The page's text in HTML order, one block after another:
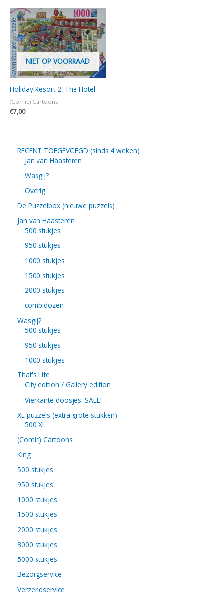
NIET OP VOORRAAD
Holiday Resort 2: The Hotel
(Comic) Cartoons
€7,00
RECENT TOEGEVOEGD (sinds 4 weken)
Jan van Haasteren
Wasgij?
Overig
De Puzzelbox (nieuwe puzzels)
Jan van Haasteren
500 stukjes
950 stukjes
1000 stukjes
1500 stukjes
2000 stukjes
combidozen
Wasgij?
500 stukjes
950 stukjes
1000 stukjes
That's Life
City edition / Gallery edition
Vierkante doosjes: SALE!
XL puzzels (extra grote stukken)
500 XL
(Comic) Cartoons
King
500 stukjes
950 stukjes
1000 stukjes
1500 stukjes
2000 stukjes
3000 stukjes
5000 stukjes
Bezorgservice
Verzendservice